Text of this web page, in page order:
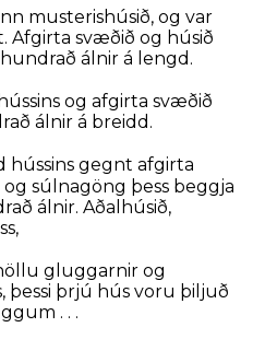
musterishúsið, og var
Afgirta svæðið og húsið
álnir á lengd.
og afgirta svæðið
álnir á breidd.
gegnt afgirta
súlnagöng þess beggja
álnir. Aðalhúsið,
gluggarnir og
þessi þrjú hús voru þiljuð
. . .